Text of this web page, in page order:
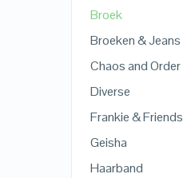
Broek
Broeken & Jeans
Chaos and Order
Diverse
Frankie & Friends
Geisha
Haarband